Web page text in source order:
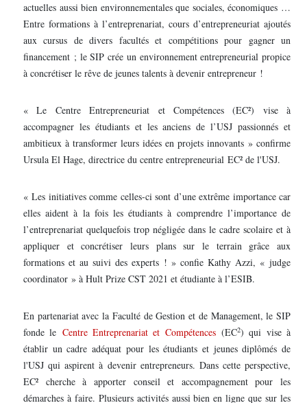
actuelles aussi bien environnementales que sociales, économiques …
Entre formations à l’entreprenariat, cours d’entrepreneuriat ajoutés
aux cursus de divers facultés et compétitions pour gagner un
financement ; le SIP crée un environnement entrepreneurial propice
à concrétiser le rêve de jeunes talents à devenir entrepreneur !
« Le Centre Entrepreneuriat et Compétences (EC²) vise à
accompagner les étudiants et les anciens de l’USJ passionnés et
ambitieux à transformer leurs idées en projets innovants » confirme
Ursula El Hage, directrice du centre entrepreneurial EC² de l'USJ.
« Les initiatives comme celles-ci sont d’une extrême importance car
elles aident à la fois les étudiants à comprendre l’importance de
l’entreprenariat quelquefois trop négligée dans le cadre scolaire et à
appliquer et concrétiser leurs plans sur le terrain grâce aux
formations et au suivi des experts ! » confie Kathy Azzi, « judge
coordinator » à Hult Prize CST 2021 et étudiante à l’ESIB.
En partenariat avec la Faculté de Gestion et de Management, le SIP
fonde le Centre Entreprenariat et Compétences(EC2) qui vise à
établir un cadre adéquat pour les étudiants et jeunes diplômés de
l'USJ qui aspirent à devenir entrepreneurs. Dans cette perspective,
EC² cherche à apporter conseil et accompagnement pour les
démarches à faire. Plusieurs activités aussi bien en ligne que sur les